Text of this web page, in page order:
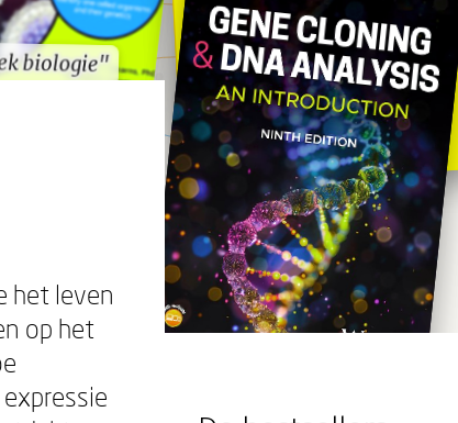
biologie"
biologie"
het leven
op het